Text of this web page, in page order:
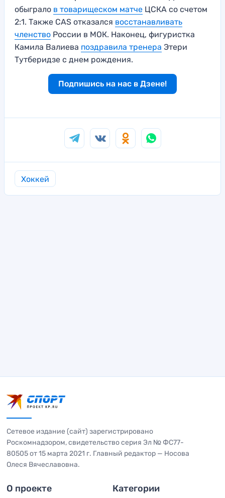
обыграло в товарищеском матче ЦСКА со счетом
2:1. Также CAS отказался восстанавливать
членство России в МОК. Наконец, фигуристка
Камила Валиева поздравила тренера Этери
Тутберидзе с днем рождения.
Подпишись на нас в Дзене!
Хоккей
Сетевое издание (сайт) зарегистрировано
Роскомнадзором, свидетельство серия Эл № ФС77-
80505 от 15 марта 2021 г. Главный редактор — Носова
Олеся Вячеславовна.
О проекте Категории